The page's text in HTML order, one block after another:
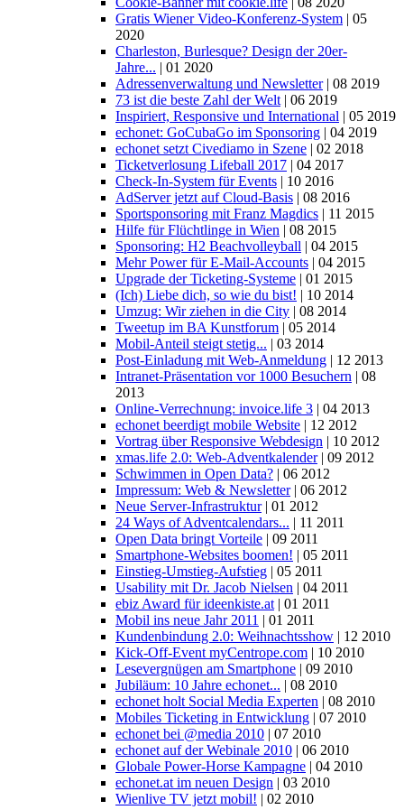
Gratis Wiener Video-Konferenz-System | 05
2020
Charleston, Burlesque? Design der 20er-
Jahre... | 01 2020
Adressenverwaltung und Newsletter| 08 2019
73 ist die beste Zahl der Welt | 06 2019
Inspiriert, Responsive und International | 05 2019
echonet: GoCubaGo im Sponsoring | 04 2019
echonet setzt Civediamo in Szene | 02 2018
Ticketverlosung Lifeball 2017 | 04 2017
Check-In-System für Events | 10 2016
AdServer jetzt auf Cloud-Basis | 08 2016
Sportsponsoring mit Franz Magdics | 11 2015
Hilfe für Flüchtlinge in Wien | 08 2015
Sponsoring: H2 Beachvolleyball | 04 2015
Mehr Power für E-Mail-Accounts | 04 2015
Upgrade der Ticketing-Systeme | 01 2015
(Ich) Liebe dich, so wie du bist! | 10 2014
Umzug: Wir ziehen in die City | 08 2014
Tweetup im BA Kunstforum | 05 2014
Mobil-Anteil steigt stetig... | 03 2014
Post-Einladung mit Web-Anmeldung | 12 2013
Intranet-Präsentation vor 1000 Besuchern | 08
2013
Online-Verrechnung: invoice.life 3 | 04 2013
echonet beerdigt mobile Website | 12 2012
Vortrag über Responsive Webdesign | 10 2012
xmas.life 2.0: Web-Adventkalender| 09 2012
Schwimmen in Open Data? | 06 2012
Impressum: Web & Newsletter| 06 2012
Neue Server-Infrastruktur| 01 2012
24 Ways of Adventcalendars... | 11 2011
Open Data bringt Vorteile | 09 2011
Smartphone-Websites boomen! | 05 2011
Einstieg-Umstieg-Aufstieg | 05 2011
Usability mit Dr. Jacob Nielsen | 04 2011
ebiz Award für ideenkiste.at | 01 2011
Mobil ins neue Jahr 2011 | 01 2011
Kundenbindung 2.0: Weihnachtsshow | 12 2010
Kick-Off-Event myCentrope.com | 10 2010
Lesevergnügen am Smartphone | 09 2010
Jubiläum: 10 Jahre echonet... | 08 2010
echonet holt Social Media Experten | 08 2010
Mobiles Ticketing in Entwicklung | 07 2010
echonet bei @media 2010 | 07 2010
echonet auf der Webinale 2010 | 06 2010
Globale Power-Horse Kampagne | 04 2010
echonet.at im neuen Design | 03 2010
Wienlive TV jetzt mobil! | 02 2010